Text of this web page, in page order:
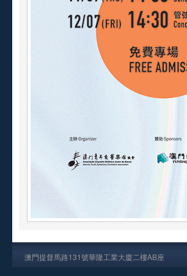
澳門提督馬路131號華隆工業大廈二樓AB座